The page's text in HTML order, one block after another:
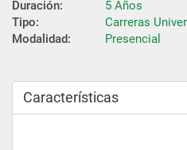
Duración:
5 Años
Tipo:
Carreras
Modalidad:
Presencial
Características